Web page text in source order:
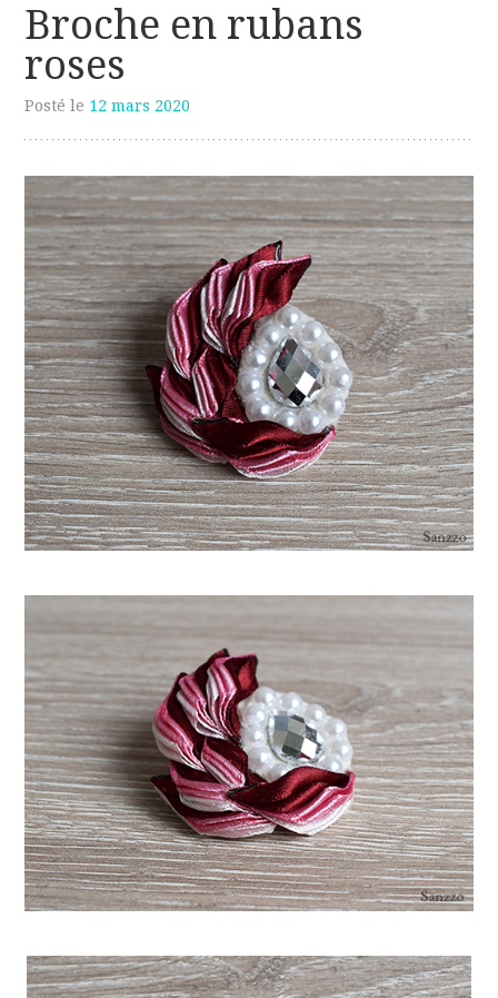
Broche en rubans
roses
Posté le 12 mars 2020